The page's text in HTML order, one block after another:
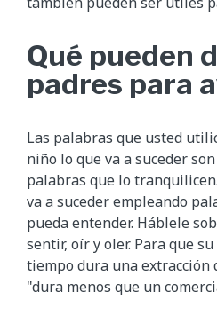
Qué pueden
padres para
Las palabras que usted
niño lo que va a suceder
palabras que lo
va a suceder empleando
pueda entender. Háblele
sentir, oír y oler. Para que
tiempo dura una extracción
"dura menos que un